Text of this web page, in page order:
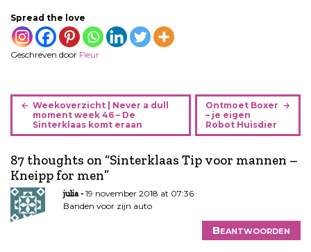
Spread the love
Geschreven door Fleur
B
r
c
h
t
n
a
Weekoverzicht | Never a dull
moment week 46 – De
Sinterklaas komt eraan
Ontmoet Boxer
– je eigen
Robot Huisdier
87 thoughts on “Sinterklaas Tip voor mannen –
Kneipp for men”
julia
19 november 2018 at 07:36
Banden voor zijn auto
Beantwoorden